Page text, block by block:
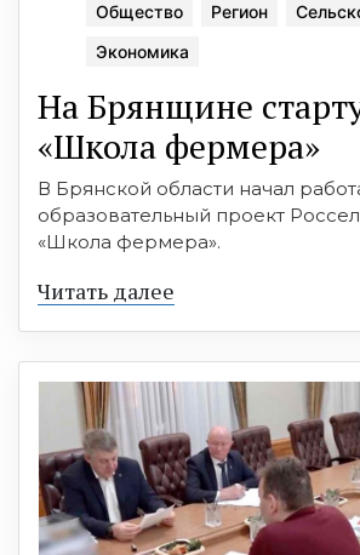
Общество Регион
Экономика
На Брянщине
«Школа фермера»
В Брянской области начал
образовательный проект
«Школа фермера».
Читать далее